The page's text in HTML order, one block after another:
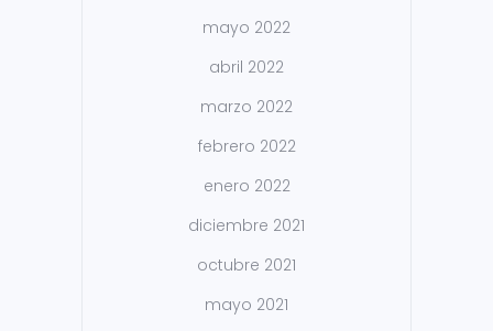
mayo 2022
abril 2022
marzo 2022
febrero 2022
enero 2022
diciembre 2021
octubre 2021
mayo 2021